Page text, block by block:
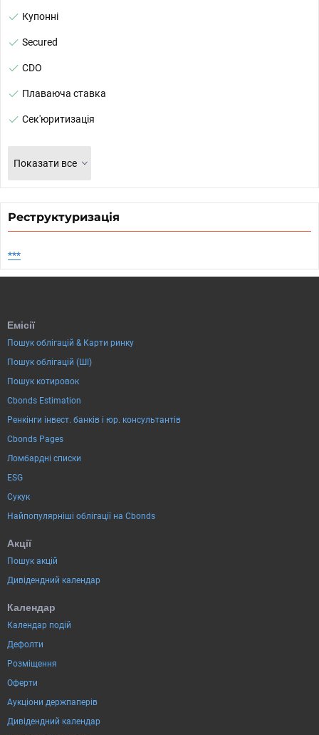
Купонні
Secured
CDO
Плаваюча ставка
Сек'юритизація
Показати все
Реструктуризація
***
Емісії
Пошук облігацій & Карти ринку
Пошук облігацій (ШІ)
Пошук котировок
Cbonds Estimation
Ренкінги інвест. банків і юр. консультантів
Cbonds Pages
Ломбардні списки
ESG
Сукук
Найпопулярніші облігації на Cbonds
Акції
Пошук акцій
Дивідендний календар
Календар
Календар подій
Дефолти
Розміщення
Оферти
Аукціони держпаперів
Дивідендний календар